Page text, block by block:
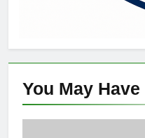
You May Have